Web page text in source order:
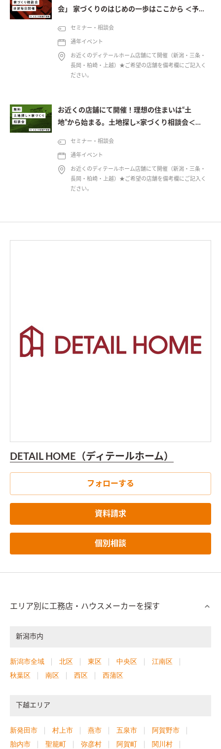
会」 家づくりのはじめの一歩はここから ＜予約
セミナー・相談会
通年イベント
お近くのディテールホーム店舗にて開催（新潟・三条・
長岡・柏崎・上越）★ご希望の店舗を備考欄にご記入く
ださい。
お近くの店舗にて開催！理想の住まいは“土
地”から始まる。土地探し×家づくり相談会＜予
セミナー・相談会
通年イベント
お近くのディテールホーム店舗にて開催（新潟・三条・
長岡・柏崎・上越）★ご希望の店舗を備考欄にご記入く
ださい。
DETAIL HOME（ディテールホーム）
フォローする
資料請求
個別相談
エリア別に工務店・ハウスメーカーを探す
新潟市内
新潟市全域 北区 東区 中央区
江南区
秋葉区
南区 西区 西蒲区
下越エリア
新発田市 村上市 燕市 五泉市
阿賀野市
胎内市
聖籠町 弥彦村 阿賀町
関川村